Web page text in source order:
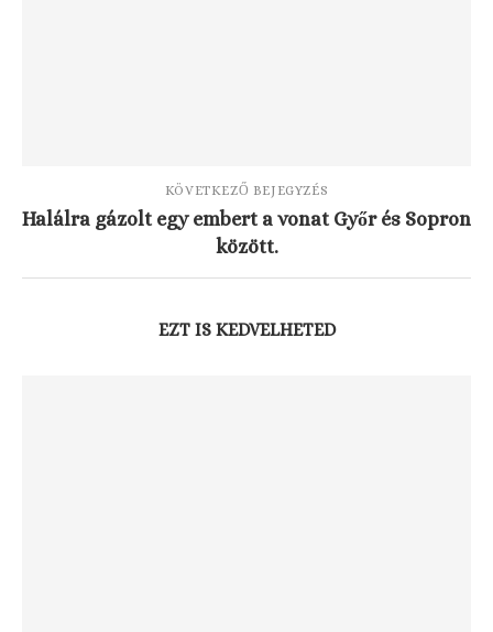
KÖVETKEZŐ BEJEGYZÉS
Halálra gázolt egy embert a vonat Győr és Sopron
között.
EZT IS KEDVELHETED